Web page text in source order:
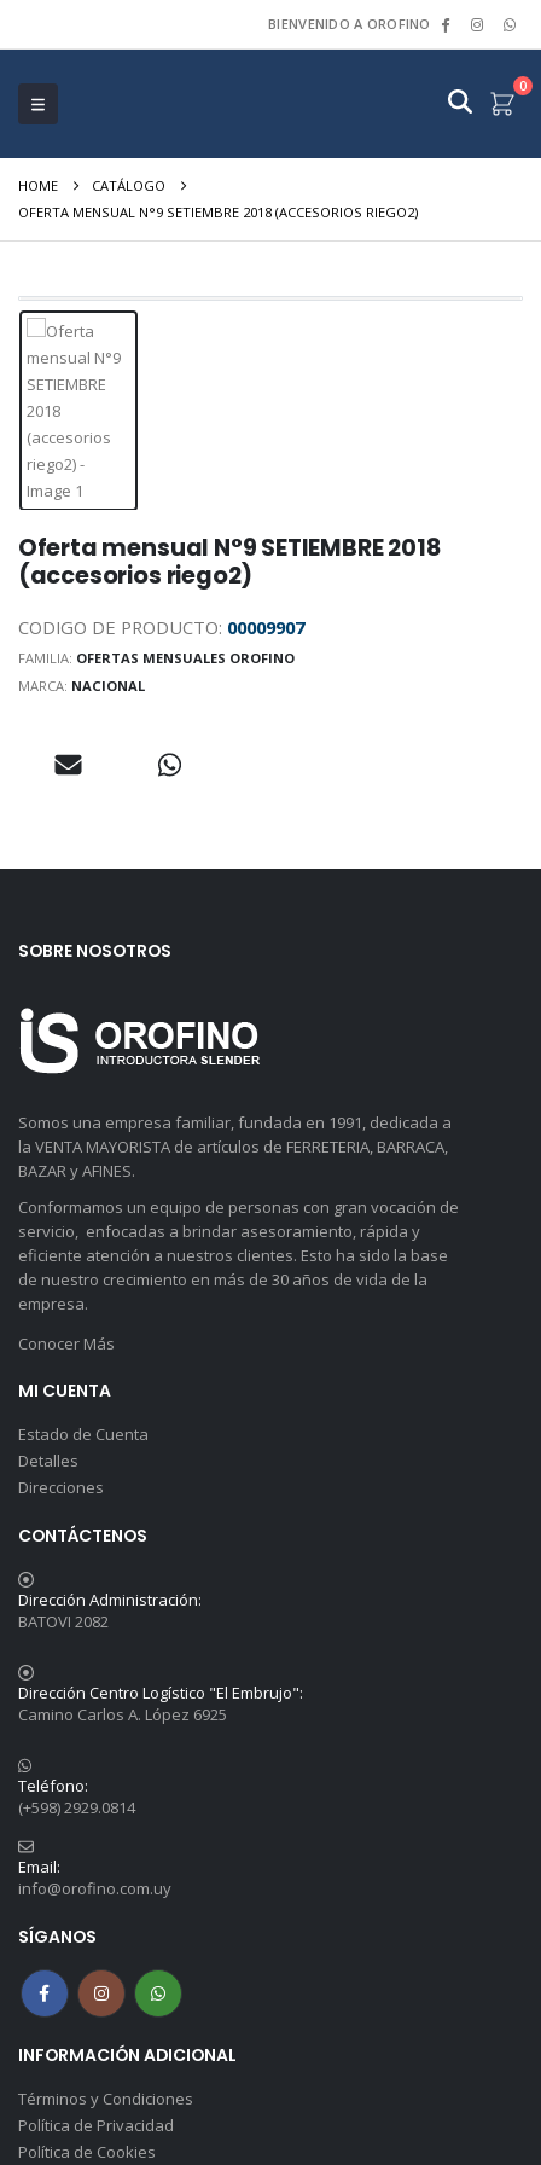
BIENVENIDO A OROFINO
0
HOME
CATÁLOGO
OFERTA MENSUAL N°9 SETIEMBRE 2018 (ACCESORIOS RIEGO2)
Oferta mensual N°9 SETIEMBRE 2018
(accesorios riego2)
CODIGO DE PRODUCTO: 00009907
FAMILIA: OFERTAS MENSUALES OROFINO
MARCA: NACIONAL
SOBRE NOSOTROS
Somos una empresa familiar, fundada en 1991, dedicada a
la VENTA MAYORISTA de artículos de FERRETERIA, BARRACA,
BAZAR y AFINES.
Conformamos un equipo de personas con gran vocación de
servicio, enfocadas a brindar asesoramiento, rápida y
eficiente atención a nuestros clientes. Esto ha sido la base
de nuestro crecimiento en más de 30 años de vida de la
empresa.
Conocer Más
MI CUENTA
Estado de Cuenta
Detalles
Direcciones
CONTÁCTENOS
Dirección Administración:
BATOVI 2082
Dirección Centro Logístico "El Embrujo":
Camino Carlos A. López 6925
Teléfono:
(+598) 2929.0814
Email:
info@orofino.com.uy
SÍGANOS
INFORMACIÓN ADICIONAL
Términos y Condiciones
Política de Privacidad
Política de Cookies